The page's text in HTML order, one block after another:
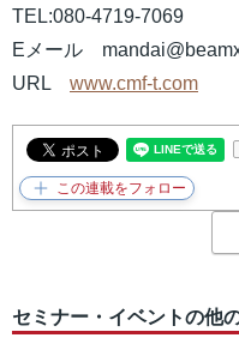
TEL:080-4719-7069
Eメール
URL www.cmf-t.com
セミナー・イベントの他